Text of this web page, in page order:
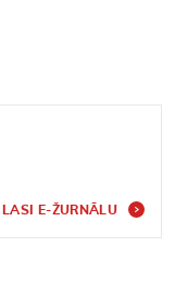
LASI E-ŽURNĀLU